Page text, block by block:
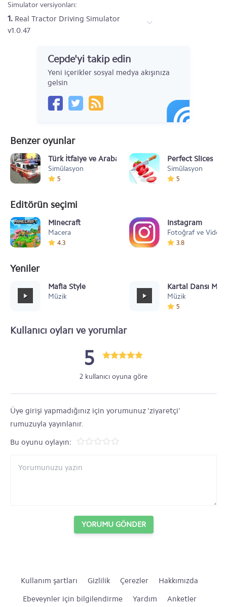
Simulator versiyonları:
1. Real Tractor Driving Simulator
v1.0.47
Cepde'yi takip edin
Yeni içerikler sosyal medya akışınıza
gelsin
Benzer oyunlar
Türk İtfaiye ve Araba Oyunu Simülatörü 2020
Simülasyon
5
Perfect Slices
Simülasyon
5
Editörün seçimi
Minecraft
Macera
4.3
Instagram
Fotoğraf ve Video
3.8
Yeniler
Mafia Style
Müzik
Kartal Dansı
Müzik
5
Kullanıcı oyları ve yorumlar
5
2 kullanıcı oyuna göre
Üye girişi yapmadığınız için yorumunuz 'ziyaretçi'
rumuzuyla yayınlanır.
Bu oyunu oylayın:
YORUMU GÖNDER
Kullanım şartları Gizlilik Çerezler
Hakkımızda
Ebeveynler için bilgilendirme
Yardım Anketler